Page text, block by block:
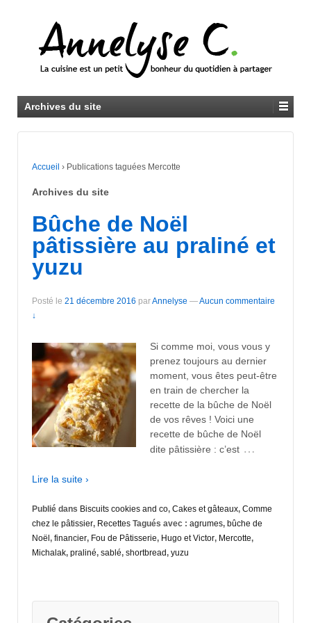
Archives du site
Accueil › Publications taguées Mercotte
Archives du site
Bûche de Noël
pâtissière au praliné et
yuzu
Posté le 21 décembre 2016 parAnnelyse —Aucun commentaire
↓
Si comme moi, vous vous y
prenez toujours au dernier
moment, vous êtes peut-être
en train de chercher la
recette de la bûche de Noël
de vos rêves ! Voici une
recette de bûche de Noël
dite pâtissière : c’est …
Lire la suite ›
Publié dans Biscuits cookies and co, Cakes et gâteaux, Comme
chez le pâtissier, Recettes Tagués avec : agrumes, bûche de
Noël , financier, Fou de Pâtisserie, Hugo et Victor, Mercotte,
Michalak, praliné, sablé, shortbread, yuzu